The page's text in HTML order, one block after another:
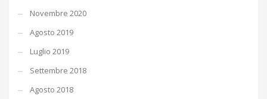
Novembre 2020
Agosto 2019
Luglio 2019
Settembre 2018
Agosto 2018